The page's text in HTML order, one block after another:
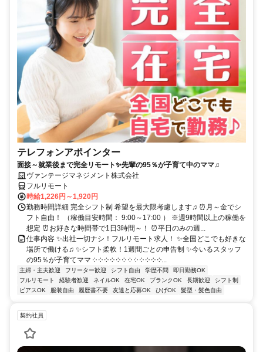
テレフォンアポインター
面接～就業後まで完全リモート✨先輩の95％が子育て中のママ♫
ヴァンテージマネジメント株式会社
フルリモート
時給1,226円～1,920円
勤務時間詳細 完全シフト制 希望を最大限考慮します♫ ⏰月～金でシ
フト自由！ （稼働目安時間： 9:00～17:00 ） ※週9時間以上の稼働を
想定 ⏰お好きな時間帯で1日3時間～！ ⏰平日のみの週...
仕事内容 ✨出社一切ナシ！フルリモート求人！ ✨全国どこでも好きな
場所で働ける♫ ✨シフト柔軟！1週間ごとの申告制 ✨今いるスタッフ
の95％が子育てママ ༶ ༶ ༶ ༶ ༶ ༶ ༶ ༶ ༶ ༶ ༶ ༶...
主婦・主夫歓迎 フリーター歓迎 シフト自由 学歴不問
即日勤務OK
フルリモート
経験者歓迎 ネイルOK 在宅OK ブランクOK 長期歓迎
シフト制
ピアスOK
服装自由 履歴書不要 友達と応募OK ひげOK 髪型・髪色自由
契約社員